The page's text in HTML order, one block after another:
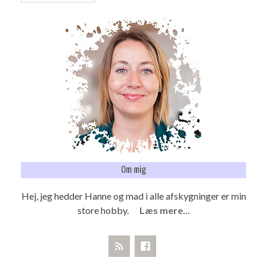
Om mig
Hej, jeg hedder Hanne og mad i alle afskygninger er min
store hobby. Læs mere...